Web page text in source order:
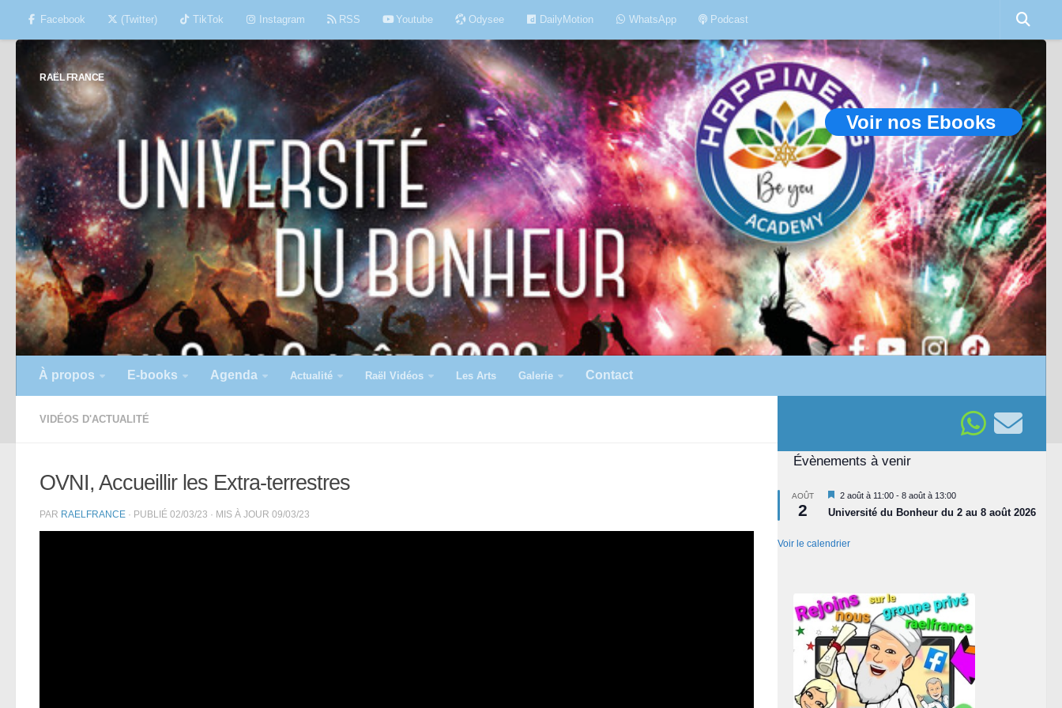
Skip to content
Facebook (Twitter) TikTok Instagram RSS Youtube Odysee DailyMotion WhatsApp Podcast
RAËL FRANCE
Voir nos Ebooks
À propos E-books Agenda Actualité Raël Vidéos Les Arts Galerie Contact
VIDÉOS D'ACTUALITÉ
OVNI, Accueillir les Extra-terrestres
PAR RAELFRANCE · PUBLIÉ 02/03/23 · MIS À JOUR 09/03/23
Évènements à venir
AOÛT
2
Mis
en
avant
2 août à 11:00 - 8 août à 13:00
Université du Bonheur du 2 au 8 août 2026
Voir le calendrier